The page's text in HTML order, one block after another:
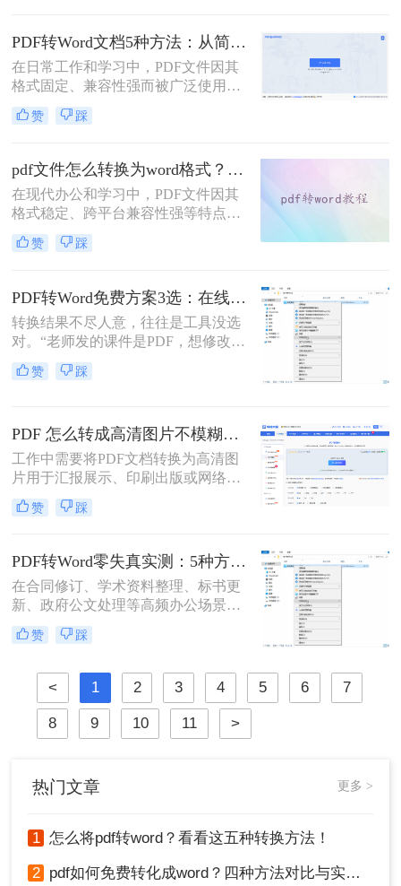
PDF转Word文档5种方法：从简单复制到专业软件的适用范围！
在日常工作和学习中，PDF文件因其
格式固定、兼容性强而被广泛使用。
然而，PDF的静态特性也带来了编辑
困难的问题。为了便于修改和协作，
许多用户的刚需。那么pdf怎么转换成
word文档呢？本文将详细介绍五种常
用的PDF转Word方法，帮助您选择最
适合自己的解决方案。
赞 踩
pdf文件怎么转换为word格式？这3种转换方法可以尝试下！
在现代办公和学习中，PDF文件因其
格式稳定、跨平台兼容性强等特点而
被广泛使用。然而，当需要编辑PDF
文件中的内容时，将其转换为Word格
换为word格式呢？本文将介绍三种简
单实用的方法，帮助您轻松将PDF文
件转换为Word格式。
赞 踩
PDF转Word免费方案3选：在线免费额度、客户端试用和Word自带的区别！
转换结果不尽人意，往往是工具没选
对。“老师发的课件是PDF，想修改内
容怎么办？”“客户发来的合同是
PDF，需要调整条款怎么处理？”从事
的“灵魂拷问”。
赞 踩
PDF 怎么转成高清图片不模糊？5种高清转换方法（2026实测指南）
工作中需要将PDF文档转换为高清图
片用于汇报展示、印刷出版或网络分
享，但转换后图片模糊不清、细节丢
失、放大后出现马赛克……这些"清
能导致重要信息无法识别。那么PDF
怎么转成高清图片不模糊呢？别再忍
受模糊图片！本文直击痛点，提供可
立即执行的高清转换方案，助您10分
钟内获得印刷级清晰度！
赞 踩
PDF转Word零失真实测：5种方法按图文复杂度的转换精度排名！
在合同修订、学术资料整理、标书更
新、政府公文处理等高频办公场景
中，将PDF精准转换为可编辑Word文
档是效率刚需，却也是“翻车”重灾
崩坏、扫描件变乱码……
赞 踩
< 1 2 3 4 5 6 7
8 9 10 11 >
热门文章 更多 >
1 怎么将pdf转word？看看这五种转换方法！
2 pdf如何免费转化成word？四种方法对比与实操指南（附详细表格）